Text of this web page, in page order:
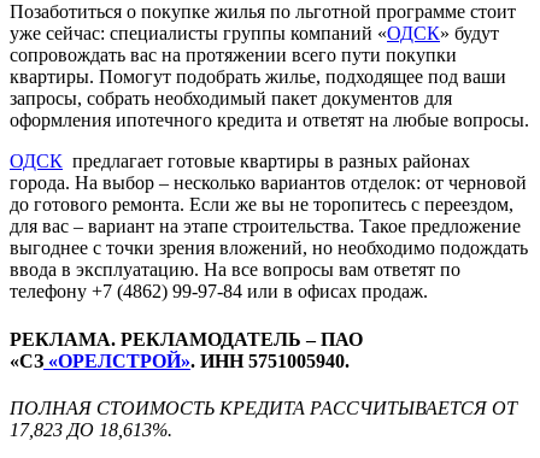
Позаботиться о покупке жилья по льготной программе стоит
уже сейчас: специалисты группы компаний «ОДСК» будут
сопровождать вас на протяжении всего пути покупки
квартиры. Помогут подобрать жилье, подходящее под ваши
запросы, собрать необходимый пакет документов для
оформления ипотечного кредита и ответят на любые вопросы.
ОДСК предлагает готовые квартиры в разных районах
города. На выбор – несколько вариантов отделок: от черновой
до готового ремонта. Если же вы не торопитесь с переездом,
для вас – вариант на этапе строительства. Такое предложение
выгоднее с точки зрения вложений, но необходимо подождать
ввода в эксплуатацию. На все вопросы вам ответят по
телефону +7 (4862) 99-97-84 или в офисах продаж.
РЕКЛАМА. РЕКЛАМОДАТЕЛЬ – ПАО
«СЗ «ОРЕЛСТРОЙ». ИНН 5751005940.
ПОЛНАЯ СТОИМОСТЬ КРЕДИТА РАССЧИТЫВАЕТСЯ ОТ
17,823 ДО 18,613%.